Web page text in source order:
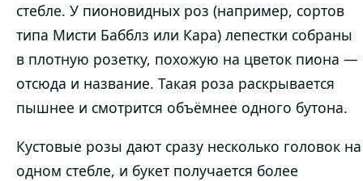
стебле. У пионовидных роз (например, сортов
типа Мисти Бабблз или Кара) лепестки собраны
в плотную розетку, похожую на цветок пиона —
отсюда и название. Такая роза раскрывается
пышнее и смотрится объёмнее одного бутона.
Кустовые розы дают сразу несколько головок на
одном стебле, и букет получается более